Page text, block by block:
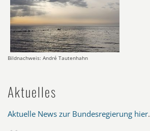
Bildnachweis: André Tautenhahn
Aktuelles
Aktuelle News zur Bundesregierung hier.